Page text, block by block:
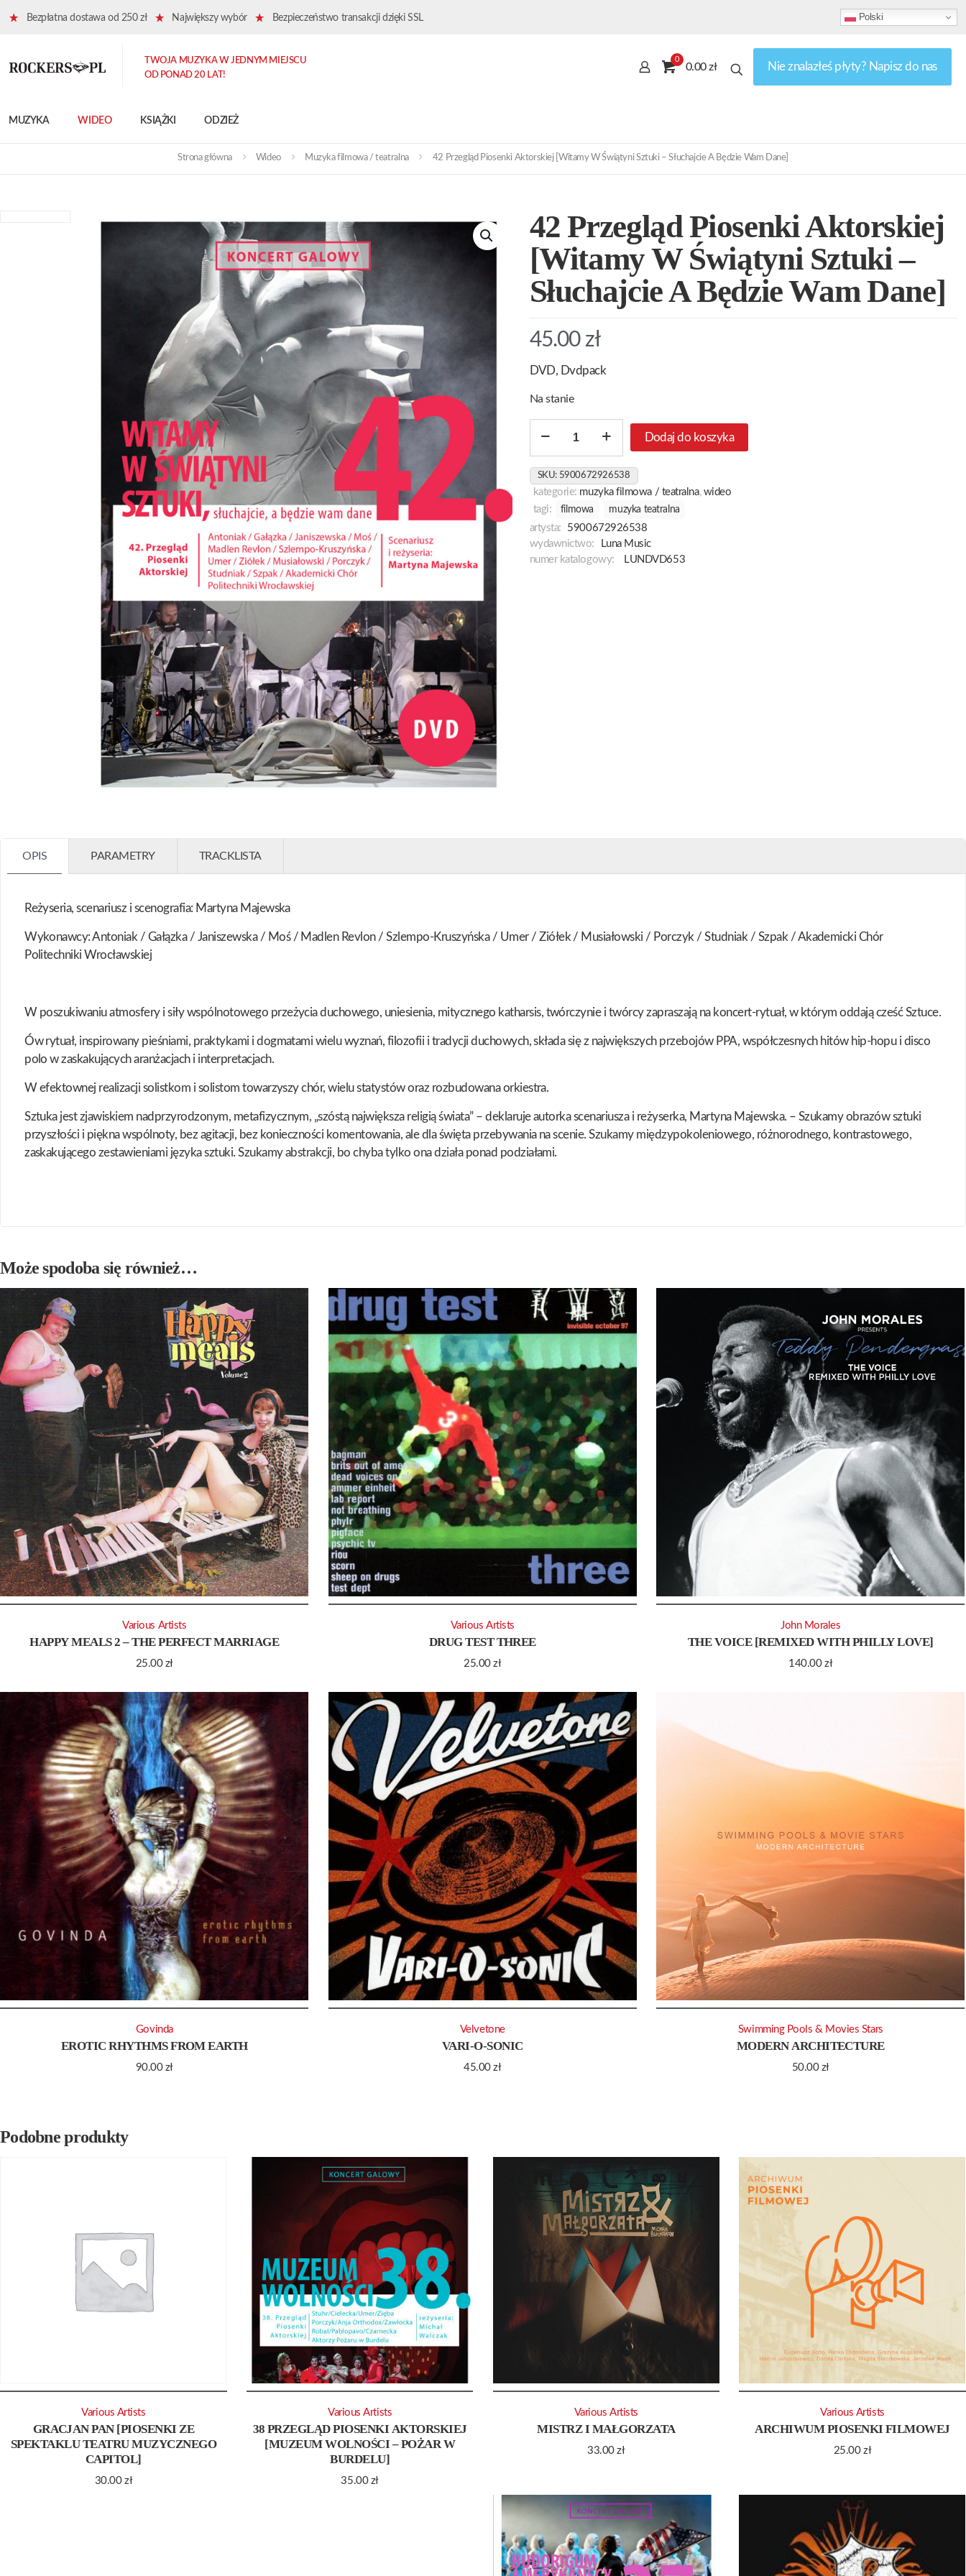
Bezpłatna dostawa od 250 zł Największy wybór Bezpieczeństwo transakcji dzięki SSL Polski
MUZYKA WIDEO KSIĄŻKI ODZIEŻ
TWOJA MUZYKA W JEDNYM MIEJSCU
OD PONAD 20 LAT!
0
0.00 zł Nie znalazłeś płyty? Napisz do nas
Strona główna Wideo Muzyka filmowa / teatralna 42 Przegląd Piosenki Aktorskiej [Witamy W Świątyni Sztuki – Słuchajcie A Będzie Wam Dane]
42 Przegląd Piosenki Aktorskiej
[Witamy W Świątyni Sztuki –
Słuchajcie A Będzie Wam Dane]
45.00 zł
DVD, Dvdpack
Na stanie
Piosenki
Aktorskiej
[Witamy
W
Świątyni
Dodaj do koszyka
SKU: 5900672926538
kategorie: muzyka filmowa / teatralna, wideo
tagi:
filmowa muzyka teatralna
artysta:
5900672926538
wydawnictwo:
Luna Music
numer katalogowy:
LUNDVD653
OPIS PARAMETRY TRACKLISTA
Reżyseria, scenariusz i scenografia: Martyna Majewska
Wykonawcy: Antoniak / Gałązka / Janiszewska / Moś / Madlen Revlon / Szlempo-Kruszyńska / Umer / Ziółek / Musiałowski / Porczyk / Studniak / Szpak / Akademicki Chór
Politechniki Wrocławskiej
W poszukiwaniu atmosfery i siły wspólnotowego przeżycia duchowego, uniesienia, mitycznego katharsis, twórczynie i twórcy zapraszają na koncert-rytuał, w którym oddają cześć Sztuce.
Ów rytuał, inspirowany pieśniami, praktykami i dogmatami wielu wyznań, filozofii i tradycji duchowych, składa się z największych przebojów PPA, współczesnych hitów hip-hopu i disco
polo w zaskakujących aranżacjach i interpretacjach.
W efektownej realizacji solistkom i solistom towarzyszy chór, wielu statystów oraz rozbudowana orkiestra.
Sztuka jest zjawiskiem nadprzyrodzonym, metafizycznym, „szóstą największa religią świata” – deklaruje autorka scenariusza i reżyserka, Martyna Majewska. – Szukamy obrazów sztuki
przyszłości i piękna wspólnoty, bez agitacji, bez konieczności komentowania, ale dla święta przebywania na scenie. Szukamy międzypokoleniowego, różnorodnego, kontrastowego,
zaskakującego zestawieniami języka sztuki. Szukamy abstrakcji, bo chyba tylko ona działa ponad podziałami.
Może spodoba się również…
HAPPY MEALS 2 – THE PERFECT MARRIAGE
25.00 zł
Various Artists
DRUG TEST THREE
25.00zł
Various Artists
THE VOICE [REMIXED WITH PHILLY LOVE]
140.00zł
John Morales
EROTIC RHYTHMS FROM EARTH
90.00 zł
Govinda
VARI-O-SONIC
45.00zł
Velvetone
MODERN ARCHITECTURE
50.00 zł
Swimming Pools & Movies Stars
Podobne produkty
GRACJAN PAN [PIOSENKI ZE
SPEKTAKLU TEATRU MUZYCZNEGO
CAPITOL]
30.00zł
Various Artists
38 PRZEGLĄD PIOSENKI AKTORSKIEJ
[MUZEUM WOLNOŚCI – POŻAR W
BURDELU]
35.00 zł
Various Artists
MISTRZ I MAŁGORZATA
33.00zł
Various Artists
ARCHIWUM PIOSENKI FILMOWEJ
25.00zł
Various Artists